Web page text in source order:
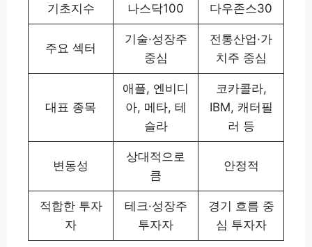
기초지수 나스닥100 다우존스30
주요 섹터
기술·성장주
중심
전통산업·가
치주 중심
대표 종목
애플, 엔비디
아, 메타, 테
슬라
코카콜라,
IBM, 캐터필
러 등
변동성
상대적으로
큼
안정적
적합한 투자
자
테크·성장주
투자자
경기 흐름 중
심 투자자